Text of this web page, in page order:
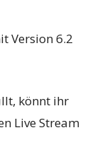
Version 6.2
könnt ihr
Live Stream